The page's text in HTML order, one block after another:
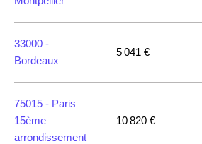
33000 -
Bordeaux
5 041 €
75015 - Paris
15ème
arrondissement
10 820 €